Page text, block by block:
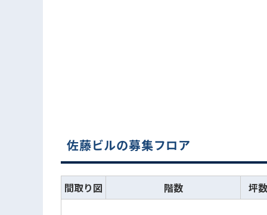
佐藤ビルの募集フロア
間取り図 階数 坪数